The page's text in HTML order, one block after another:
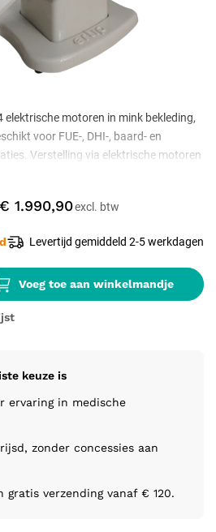
€ 1.990,90
Voeg toe aan winkelmandje
keuze is
ervaring in medische
zonder concessies aan
gratis verzending vanaf € 120.
Levertijd gemiddeld 2-5 werkdagen
motoren in mink bekleding,
voor FUE-, DHI-, baard- en
Verstelling via elektrische motoren
bediening tijdens behandeling.